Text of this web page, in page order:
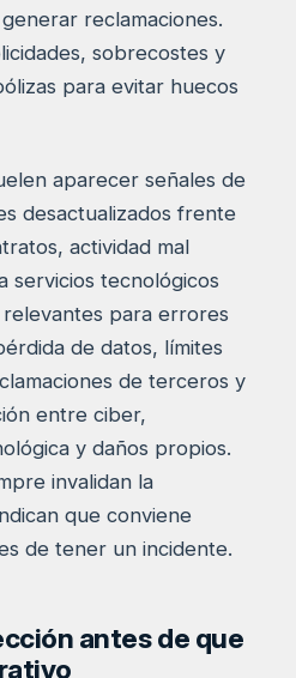
reclamaciones.
sobrecostes y
para evitar huecos
aparecer señales de
desactualizados frente
actividad mal
servicios tecnológicos
para errores
de datos, límites
de terceros y
entre ciber,
y daños propios.
invalidan la
que conviene
de tener un incidente.
antes de que